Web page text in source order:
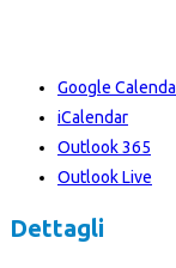
Google
iCalendar
Outlook 365
Outlook Live
Dettagli